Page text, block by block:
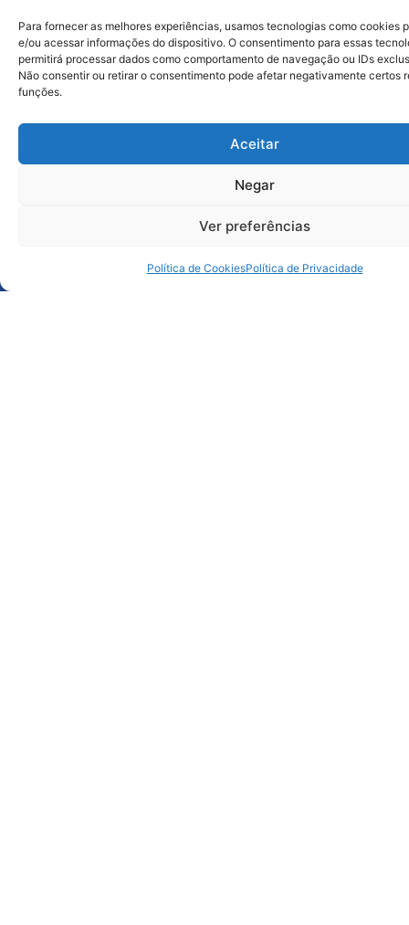
Para fornecer as melhores experiências, usamos tecnologias como cookies
e/ou acessar informações do dispositivo. O consentimento para essas
permitirá processar dados como comportamento de navegação ou IDs
Não consentir ou retirar o consentimento pode afetar negativamente certos
funções.
Aceitar
Negar
Ver preferências
Política de CookiesPolítica de Privacidade